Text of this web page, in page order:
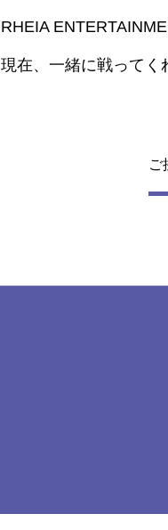
RHEIA
現在、一緒に戦ってく
ご